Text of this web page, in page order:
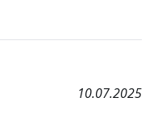
10.07.2025